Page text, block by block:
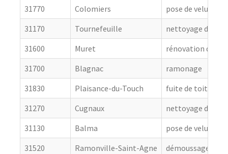
31770
Colomiers
pose de velux
31170
Tournefeuille
nettoyage de
31600
Muret
rénovation de
31700
Blagnac
ramonage
31830
Plaisance-du-Touch
fuite de toiture
31270
Cugnaux
nettoyage de
31130
Balma
pose de velux
31520
Ramonville-Saint-Agne
démoussage de